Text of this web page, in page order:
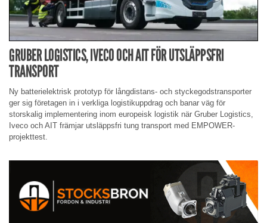
GRUBER LOGISTICS, IVECO OCH AIT FÖR UTSLÄPPSFRI
TRANSPORT
Ny batterielektrisk prototyp för långdistans- och styckegodstransporter
ger sig företagen in i verkliga logistikuppdrag och banar väg för
storskalig implementering inom europeisk logistik när Gruber Logistics,
Iveco och AIT främjar utsläppsfri tung transport med EMPOWER-
projekttest.